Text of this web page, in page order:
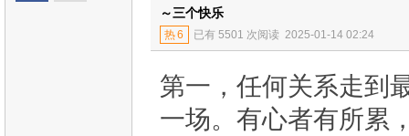
～三个快乐
热6 已有 5501 次阅读 2025-01-14 02:24
第一，任何关系走到
一场。有心者有所累